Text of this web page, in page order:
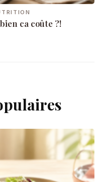
ca coûte ?!